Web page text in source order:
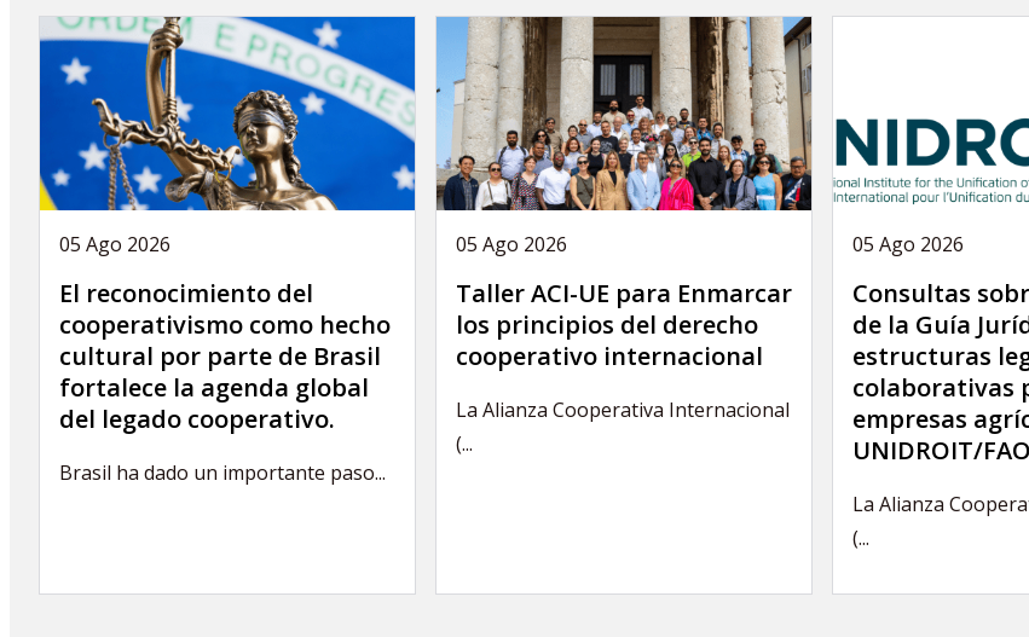
05 Ago 2026
El reconocimiento del
cooperativismo como hecho
cultural por parte de Brasil
fortalece la agenda global
del legado cooperativo.
Brasil ha dado un importante paso...
05 Ago 2026
Taller ACI-UE para Enmarcar
los principios del derecho
cooperativo internacional
La Alianza Cooperativa Internacional
(...
05 Ago 2026
Consultas
de la Guía
estructuras
colaborativas
empresas
UNIDROIT/
La Alianza
(...